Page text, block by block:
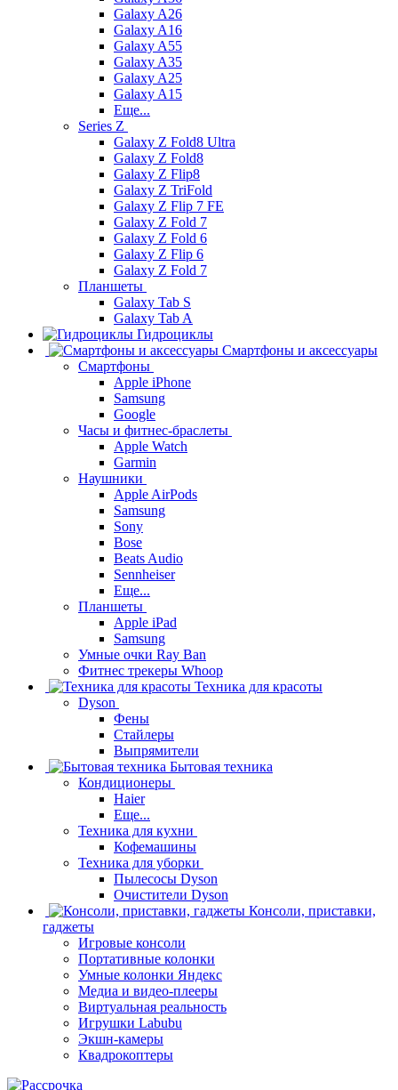
Galaxy A26
Galaxy A16
Galaxy A55
Galaxy A35
Galaxy A25
Galaxy A15
Еще...
Series Z
Galaxy Z Fold8 Ultra
Galaxy Z Fold8
Galaxy Z Flip8
Galaxy Z TriFold
Galaxy Z Flip 7 FE
Galaxy Z Fold 7
Galaxy Z Fold 6
Galaxy Z Flip 6
Galaxy Z Fold 7
Планшеты
Galaxy Tab S
Galaxy Tab A
Гидроциклы
Смартфоны и аксессуары
Смартфоны
Apple iPhone
Samsung
Google
Часы и фитнес-браслеты
Apple Watch
Garmin
Наушники
Apple AirPods
Samsung
Sony
Bose
Beats Audio
Sennheiser
Еще...
Планшеты
Apple iPad
Samsung
Умные очки Ray Ban
Фитнес трекеры Whoop
Техника для красоты
Dyson
Фены
Стайлеры
Выпрямители
Бытовая техника
Кондиционеры
Haier
Еще...
Техника для кухни
Кофемашины
Техника для уборки
Пылесосы Dyson
Очистители Dyson
Консоли, приставки,
гаджеты
Игровые консоли
Портативные колонки
Умные колонки Яндекс
Медиа и видео-плееры
Виртуальная реальность
Игрушки Labubu
Экшн-камеры
Квадрокоптеры